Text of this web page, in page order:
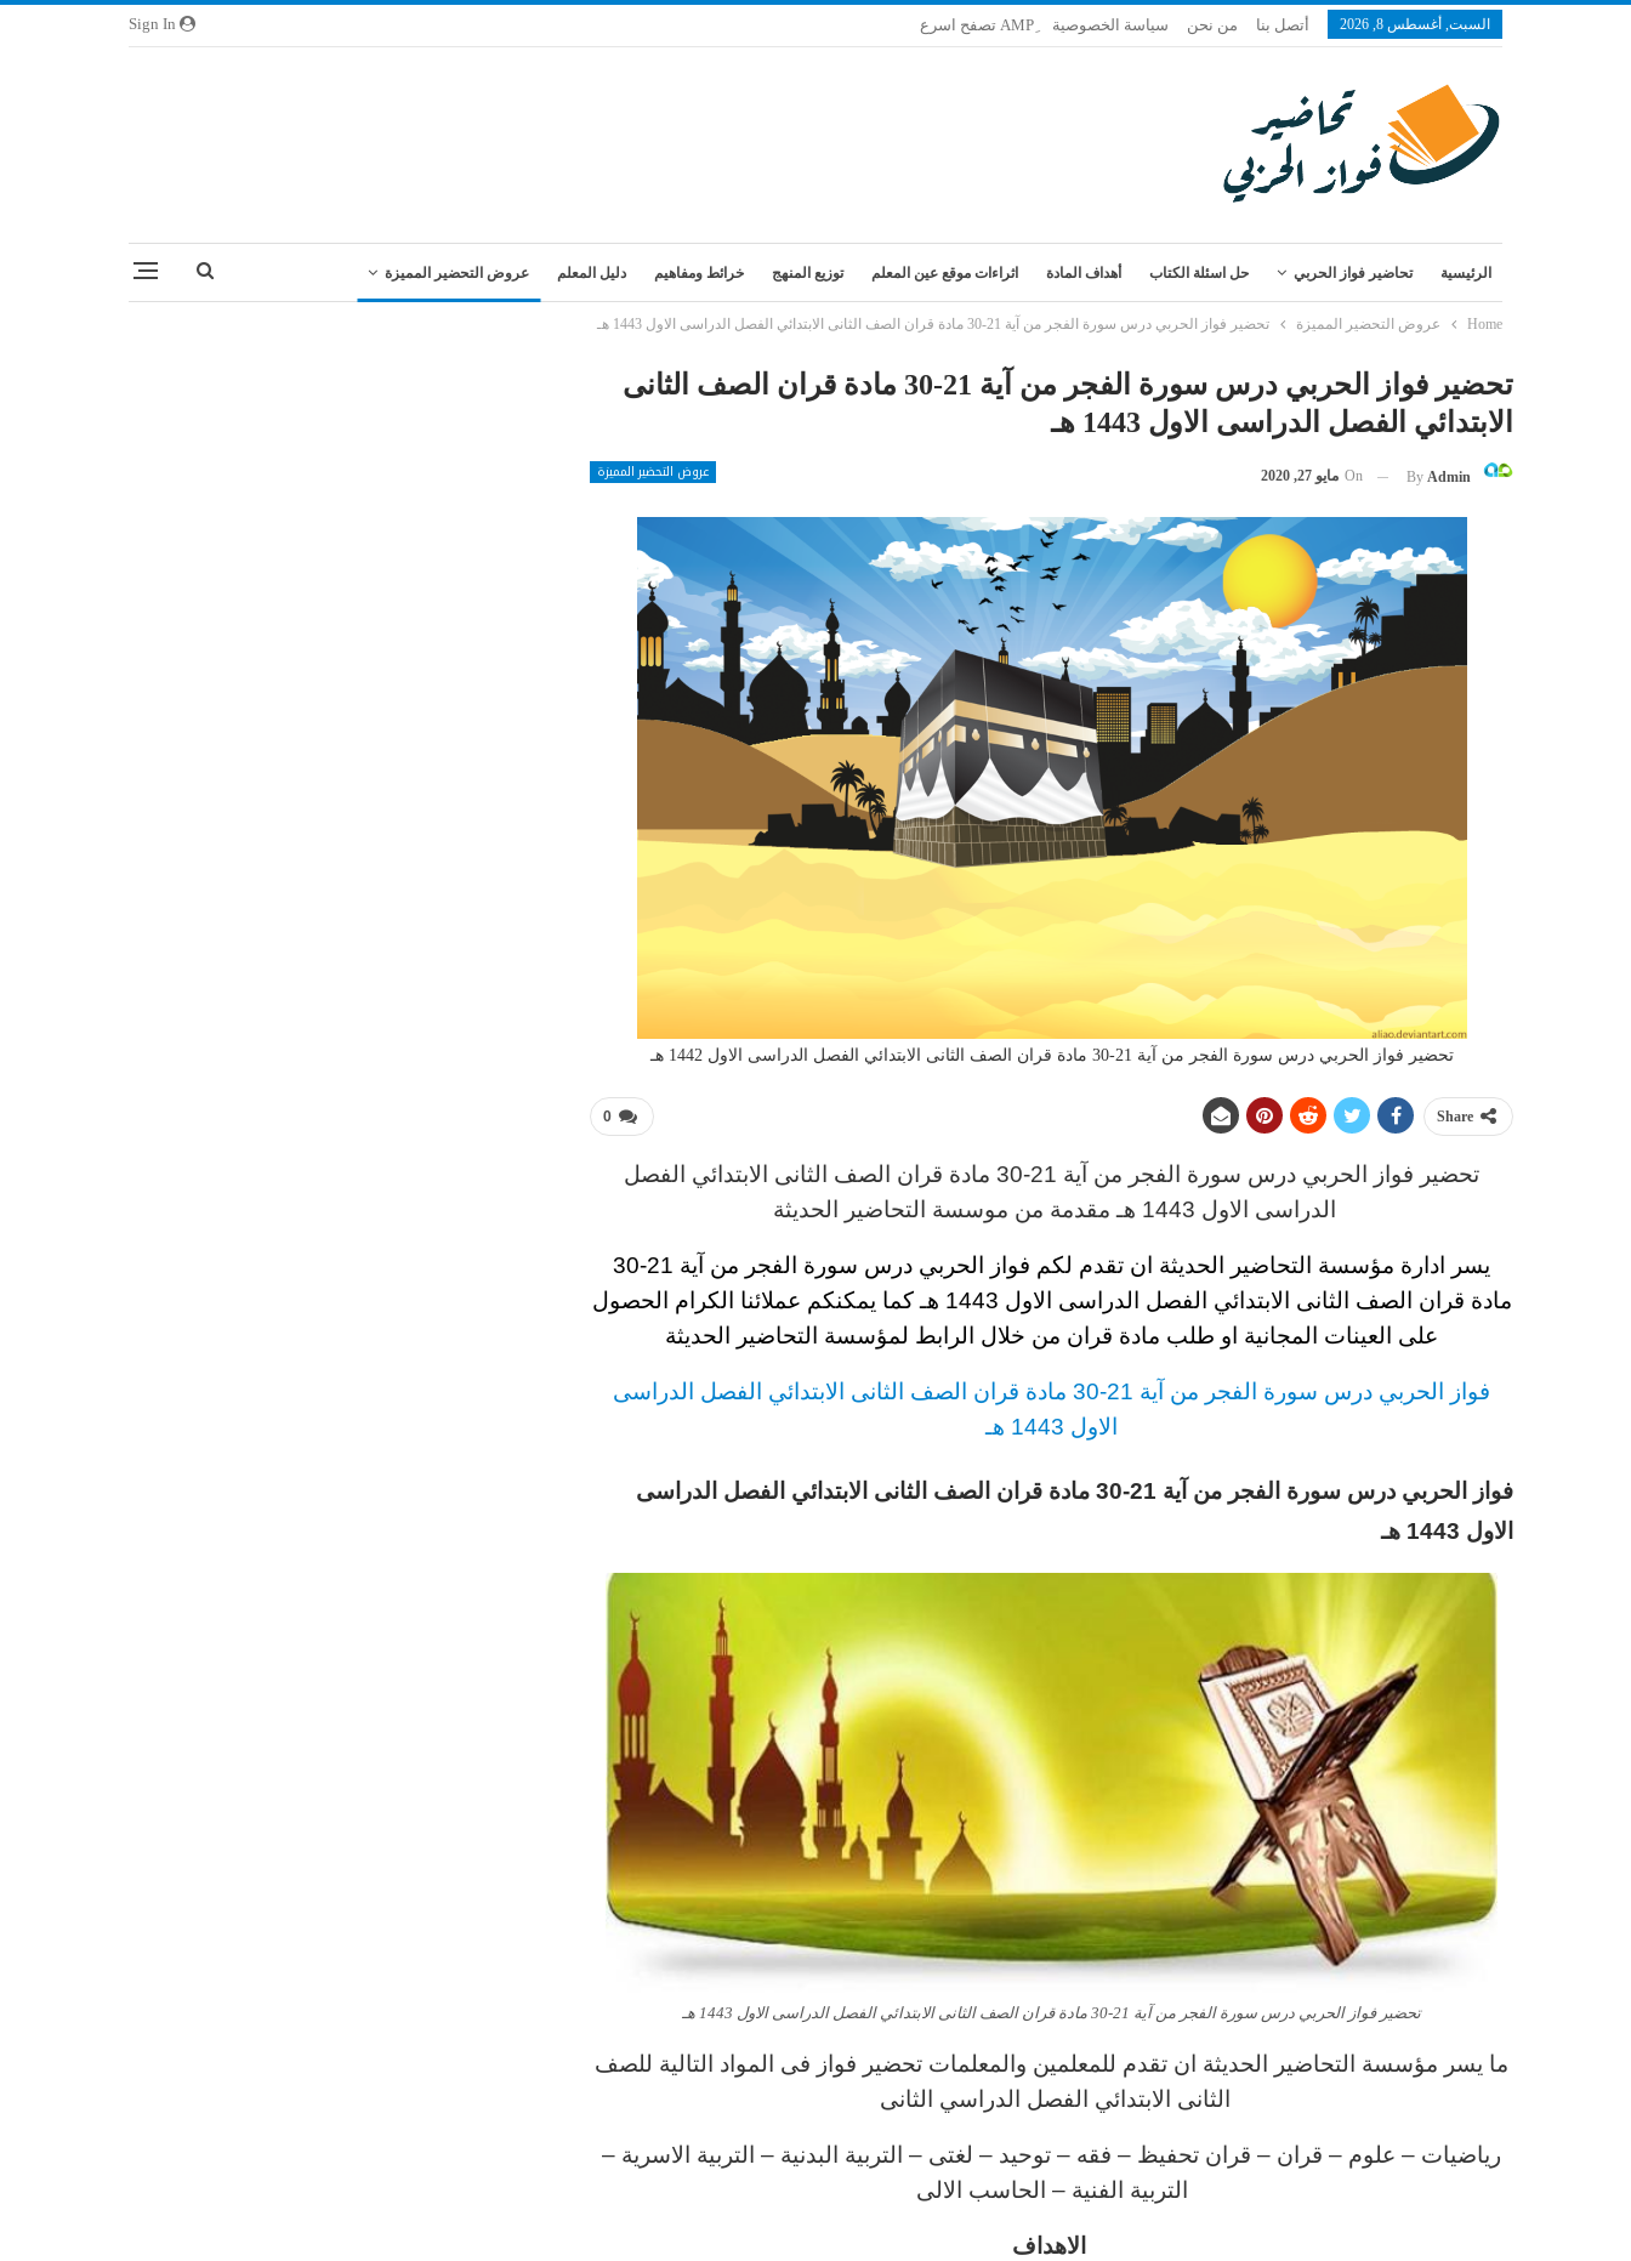
السبت, أغسطس 8, 2026 أتصل بنا من نحن سياسة الخصوصية
الرئيسية تحاضير فواز الحربي حل اسئلة الكتاب أهداف المادة اثراءات موقع عين المعلم توزيع المنهج خرائط ومفاهيم دليل المعلم عروض التحضير المميزة
Home عروض التحضير المميزة تحضير فواز الحربي درس سورة الفجر من آية 21-30 مادة قران الصف الثانى الابتدائي الفصل الدراسى الاول 1443 هـ
تحضير فواز الحربي درس سورة الفجر من آية 21-30 مادة قران الصف الثانى
الابتدائي الفصل الدراسى الاول 1443 هـ
عروض التحضير المميزة By Admin
On مايو 27, 2020
تحضير فواز الحربي درس سورة الفجر من آية 21-30 مادة قران الصف الثانى الابتدائي الفصل الدراسى الاول 1442 هـ
0 Share
تحضير فواز الحربي درس سورة الفجر من آية 21-30 مادة قران الصف الثانى الابتدائي الفصل
الدراسى الاول 1443 هـ
مقدمة من موسسة التحاضير الحديثة
يسر ادارة مؤسسة التحاضير الحديثة ان تقدم لكم
فواز الحربي درس سورة الفجر من آية 21-30
مادة قران
الصف الثانى الابتدائي الفصل الدراسى الاول 1443 هـ
كما يمكنكم عملائنا الكرام الحصول
على العينات المجانية او طلب مادة قران من خلال الرابط لمؤسسة التحاضير الحديثة
فواز الحربي درس سورة الفجر من آية 21-30 مادة قران الصف الثانى الابتدائي الفصل الدراسى
الاول 1443 هـ
فواز الحربي درس سورة الفجر من آية 21-30 مادة قران الصف الثانى الابتدائي الفصل الدراسى
الاول 1443 هـ
تحضير فواز الحربي درس سورة الفجر من آية 21-30 مادة قران الصف الثانى الابتدائي الفصل الدراسى الاول 1443 هـ
ما يسر مؤسسة التحاضير الحديثة ان تقدم للمعلمين والمعلمات تحضير فواز فى المواد التالية للصف
الثانى الابتدائي الفصل الدراسي الثانى
رياضيات – علوم – قران – قران تحفيظ – فقه – توحيد – لغتى – التربية البدنية – التربية الاسرية –
التربية الفنية – الحاسب الالى
الاهداف